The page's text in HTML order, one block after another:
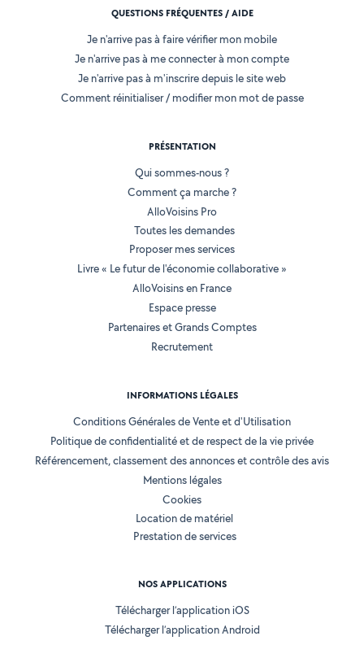
QUESTIONS FRÉQUENTES / AIDE
Je n'arrive pas à faire vérifier mon mobile
Je n'arrive pas à me connecter à mon compte
Je n'arrive pas à m'inscrire depuis le site web
Comment réinitialiser / modifier mon mot de passe
PRÉSENTATION
Qui sommes-nous ?
Comment ça marche ?
AlloVoisins Pro
Toutes les demandes
Proposer mes services
Livre « Le futur de l'économie collaborative »
AlloVoisins en France
Espace presse
Partenaires et Grands Comptes
Recrutement
INFORMATIONS LÉGALES
Conditions Générales de Vente et d'Utilisation
Politique de confidentialité et de respect de la vie privée
Référencement, classement des annonces et contrôle des avis
Mentions légales
Cookies
Location de matériel
Prestation de services
NOS APPLICATIONS
Télécharger l’application iOS
Télécharger l’application Android